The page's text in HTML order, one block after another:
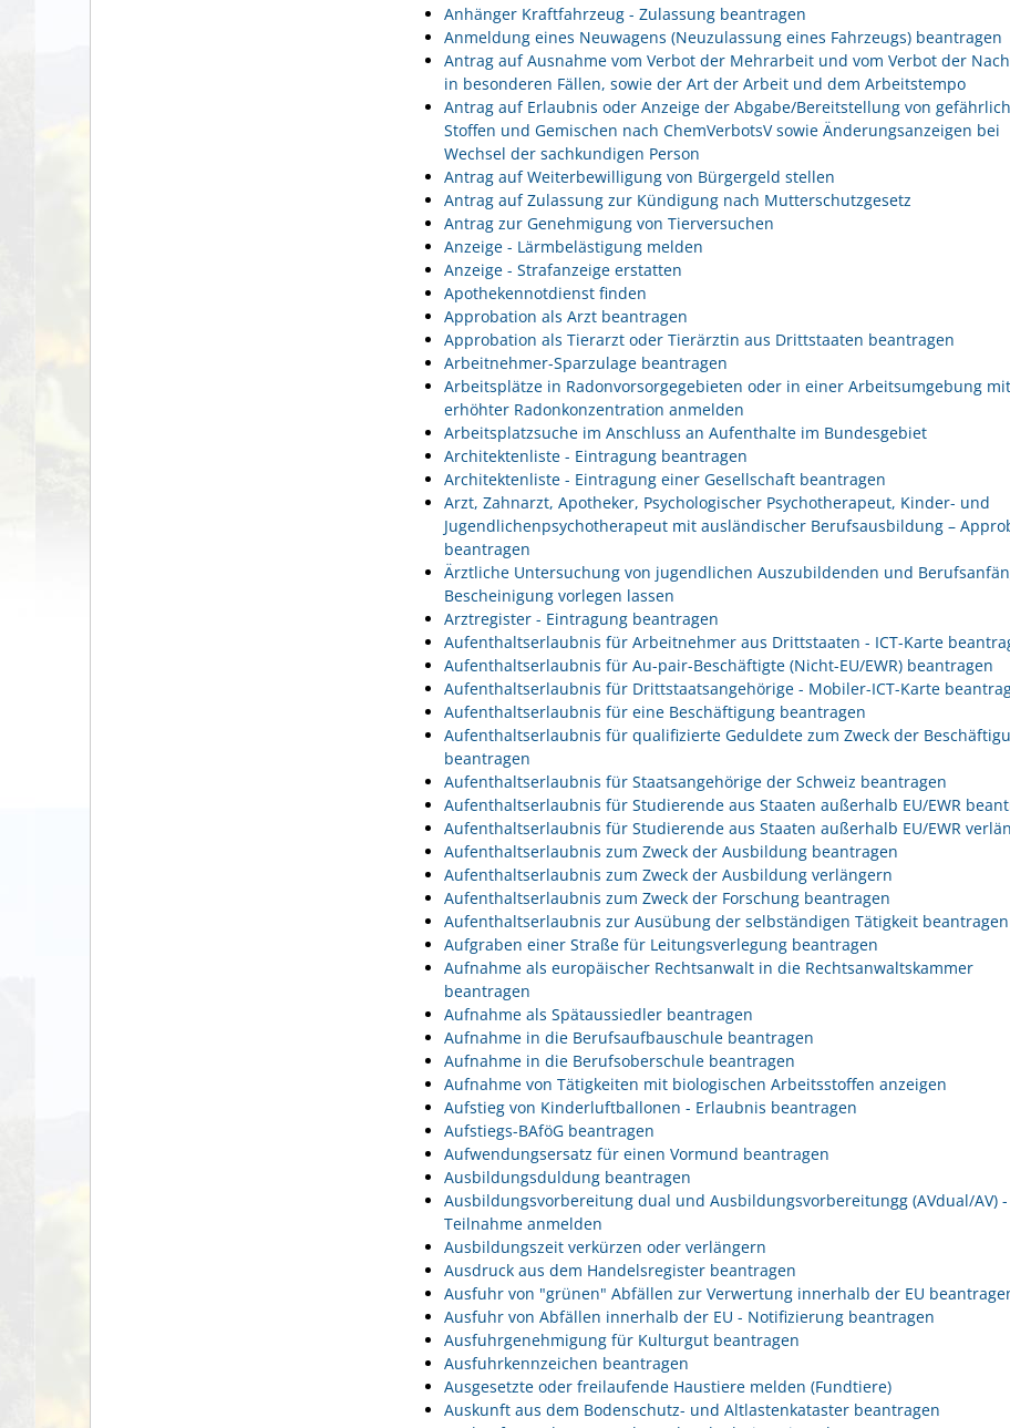
Anhänger Kraftfahrzeug - Zulassung beantragen
Anmeldung eines Neuwagens (Neuzulassung eines Fahrzeugs) beantragen
Antrag auf Ausnahme vom Verbot der Mehrarbeit und vom Verbot der
in besonderen Fällen, sowie der Art der Arbeit und dem Arbeitstempo
Antrag auf Erlaubnis oder Anzeige der Abgabe/Bereitstellung von
Stoffen und Gemischen nach ChemVerbotsV sowie Änderungsanzeigen bei
Wechsel der sachkundigen Person
Antrag auf Weiterbewilligung von Bürgergeld stellen
Antrag auf Zulassung zur Kündigung nach Mutterschutzgesetz
Antrag zur Genehmigung von Tierversuchen
Anzeige - Lärmbelästigung melden
Anzeige - Strafanzeige erstatten
Apothekennotdienst finden
Approbation als Arzt beantragen
Approbation als Tierarzt oder Tierärztin aus Drittstaaten beantragen
Arbeitnehmer-Sparzulage beantragen
Arbeitsplätze in Radonvorsorgegebieten oder in einer Arbeitsumgebung mit
erhöhter Radonkonzentration anmelden
Arbeitsplatzsuche im Anschluss an Aufenthalte im Bundesgebiet
Architektenliste - Eintragung beantragen
Architektenliste - Eintragung einer Gesellschaft beantragen
Arzt, Zahnarzt, Apotheker, Psychologischer Psychotherapeut, Kinder- und
Jugendlichenpsychotherapeut mit ausländischer Berufsausbildung –
beantragen
Ärztliche Untersuchung von jugendlichen Auszubildenden und
Bescheinigung vorlegen lassen
Arztregister - Eintragung beantragen
Aufenthaltserlaubnis für Arbeitnehmer aus Drittstaaten - ICT-Karte
Aufenthaltserlaubnis für Au-pair-Beschäftigte (Nicht-EU/EWR) beantragen
Aufenthaltserlaubnis für Drittstaatsangehörige - Mobiler-ICT-Karte
Aufenthaltserlaubnis für eine Beschäftigung beantragen
Aufenthaltserlaubnis für qualifizierte Geduldete zum Zweck der
beantragen
Aufenthaltserlaubnis für Staatsangehörige der Schweiz beantragen
Aufenthaltserlaubnis für Studierende aus Staaten außerhalb EU/EWR
Aufenthaltserlaubnis für Studierende aus Staaten außerhalb EU/EWR
Aufenthaltserlaubnis zum Zweck der Ausbildung beantragen
Aufenthaltserlaubnis zum Zweck der Ausbildung verlängern
Aufenthaltserlaubnis zum Zweck der Forschung beantragen
Aufenthaltserlaubnis zur Ausübung der selbständigen Tätigkeit beantragen
Aufgraben einer Straße für Leitungsverlegung beantragen
Aufnahme als europäischer Rechtsanwalt in die Rechtsanwaltskammer
beantragen
Aufnahme als Spätaussiedler beantragen
Aufnahme in die Berufsaufbauschule beantragen
Aufnahme in die Berufsoberschule beantragen
Aufnahme von Tätigkeiten mit biologischen Arbeitsstoffen anzeigen
Aufstieg von Kinderluftballonen - Erlaubnis beantragen
Aufstiegs-BAföG beantragen
Aufwendungsersatz für einen Vormund beantragen
Ausbildungsduldung beantragen
Ausbildungsvorbereitung dual und Ausbildungsvorbereitungg (AVdual/AV) -
Teilnahme anmelden
Ausbildungszeit verkürzen oder verlängern
Ausdruck aus dem Handelsregister beantragen
Ausfuhr von "grünen" Abfällen zur Verwertung innerhalb der EU
Ausfuhr von Abfällen innerhalb der EU - Notifizierung beantragen
Ausfuhrgenehmigung für Kulturgut beantragen
Ausfuhrkennzeichen beantragen
Ausgesetzte oder freilaufende Haustiere melden (Fundtiere)
Auskunft aus dem Bodenschutz- und Altlastenkataster beantragen